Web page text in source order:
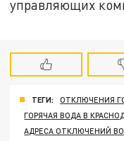
управляющих
ТЕГИ:
ОТКЛЮЧЕНИЯ
ГОРЯЧАЯ ВОДА В
АДРЕСА ОТКЛЮЧЕНИЙ